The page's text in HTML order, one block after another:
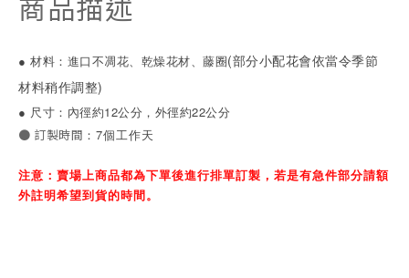
商品描述
● 材料：進口不凋花、乾燥花材、藤圈(部分小配花會依當令季節
材料稍作調整)
● 尺寸：內徑約12公分，外徑約22公分
● 訂製時間 ： 7個工作天
注意：賣場上商品都為下單後進行排單訂製，若是有急件部分請額
外註明希望到貨的時間。